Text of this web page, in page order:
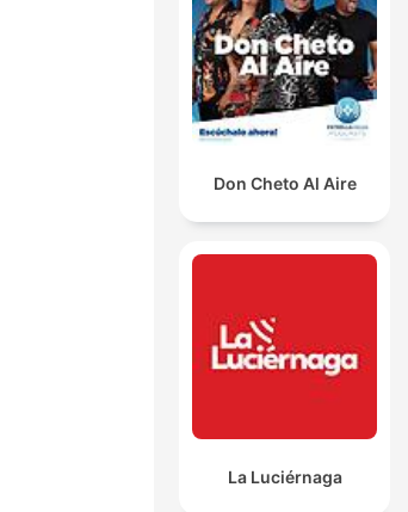
Don Cheto Al Aire
La Luciérnaga